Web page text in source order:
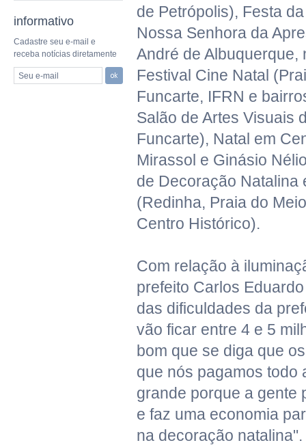
informativo
Cadastre seu e-mail e
receba notícias diretamente
Seu e-mail
de Petrópolis), Festa
Nossa Senhora da
André de Albuquerque,
Festival Cine Natal
Funcarte, IFRN e
Salão de Artes Visuais
Funcarte), Natal em
Mirassol e Ginásio
de Decoração Natalina
(Redinha, Praia do
Centro Histórico).
Com relação à
prefeito Carlos
das dificuldades da
vão ficar entre 4 e 5
bom que se diga que
que nós pagamos todo
grande porque a gente
e faz uma economia
na decoração